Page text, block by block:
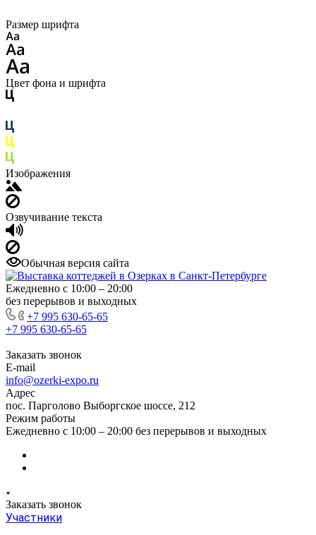
Размер шрифта
Цвет фона и шрифта
Изображения
Озвучивание текста
Обычная версия сайта
Ежедневно с 10:00 – 20:00
без перерывов и выходных
+7 995 630-65-65
+7 995 630-65-65
Заказать звонок
E-mail
info@ozerki-expo.ru
Адрес
пос. Парголово Выборгское шоссе, 212
Режим работы
Ежедневно с 10:00 – 20:00 без перерывов и выходных
Заказать звонок
Участники